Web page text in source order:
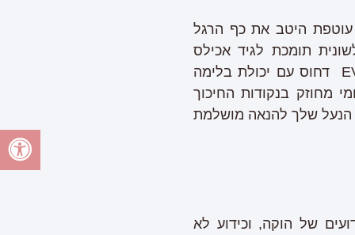
עוטפת היטב את כף הרגל
תומכת לגיד אכילס
המסייעת גם להכנסה מהירה ויעילה של כף הרגל אל תוך הנעל. הסוליה עשויה מ- EVA דחוס עם יכולת בלימה
מחוזק בנקודות החיכוך
ובקדמת הסוליה על מנת לשפר את האחיזה ולמנוע שחיקה. קליפטון 8 – הנעל שלך להנאה מושלמת
של הוקה, וכידוע לא